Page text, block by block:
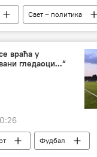
Свет – политика
сукоб
Израел
враћа у
гледаоци...“
Фудбал